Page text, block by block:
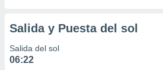
1199
Salida y Puesta del sol
Salida del sol
06:22